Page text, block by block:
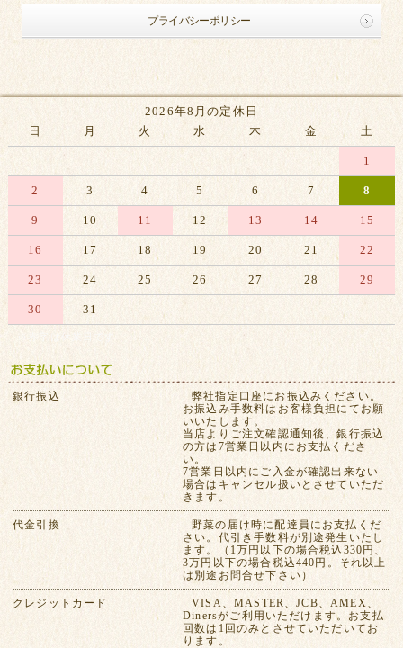
プライバシーポリシー
2026年8月の定休日
日
月 火 水 木 金 土
1
2 3 4 5 6 7 8
9 10 11 12 13 14 15
16 17 18 19 20 21 22
23 24 25 26 27 28 29
30 31
※赤字は休業日です
銀行振込
弊社指定口座にお振込みください。
お振込み手数料はお客様負担にてお願
いいたします。
当店よりご注文確認通知後、銀行振込
の方は7営業日以内にお支払くださ
い。
7営業日以内にご入金が確認出来ない
場合はキャンセル扱いとさせていただ
きます。
代金引換
野菜の届け時に配達員にお支払くだ
さい。代引き手数料が別途発生いたし
ます。（1万円以下の場合税込330円、
3万円以下の場合税込440円。それ以上
は別途お問合せ下さい）
クレジットカード
VISA、MASTER、JCB、AMEX、
Dinersがご利用いただけます。お支払
回数は1回のみとさせていただいてお
ります。